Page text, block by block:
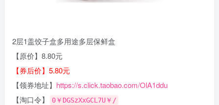
2层1盖饺子盒多用途多层保鲜盒
【原价】8.80元
【券后价】5.80元
【领券地址】 https://s.click.taobao.com/OlA1ddu
【淘口令】
0￥DGSzXxGCL7U￥/